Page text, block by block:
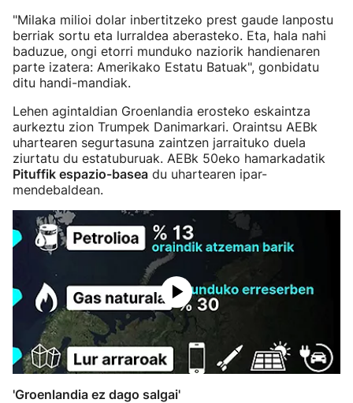
"Milaka milioi dolar inbertitzeko prest gaude lanpostu
berriak sortu eta lurraldea aberasteko. Eta, hala nahi
baduzue, ongi etorri munduko naziorik handienaren
parte izatera: Amerikako Estatu Batuak", gonbidatu
ditu handi-mandiak.
Lehen agintaldian Groenlandia erosteko eskaintza
aurkeztu zion Trumpek Danimarkari. Oraintsu AEBk
uhartearen segurtasuna zaintzen jarraituko duela
ziurtatu du estatuburuak. AEBk 50eko hamarkadatik
Pituffik espazio-basea du uhartearen ipar-
mendebaldean.
'Groenlandia ez dago salgai'